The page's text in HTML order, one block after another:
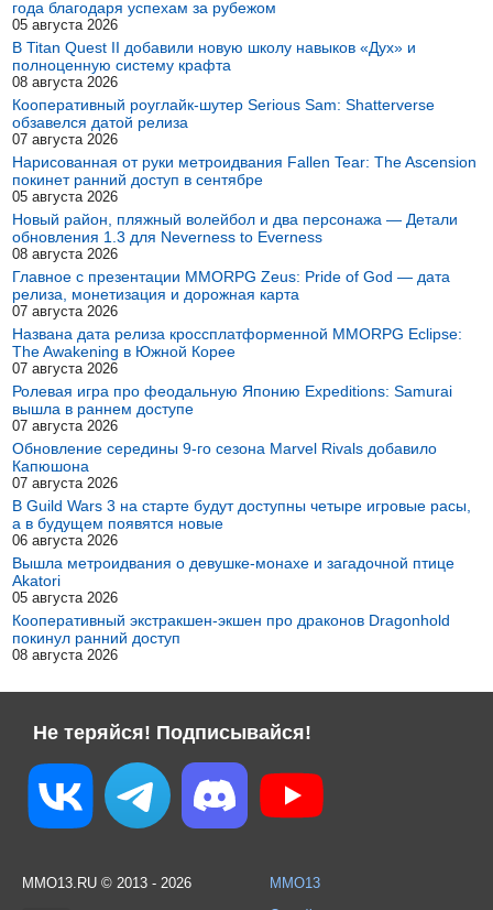
года благодаря успехам за рубежом
05 августа 2026
В Titan Quest II добавили новую школу навыков «Дух» и
полноценную систему крафта
08 августа 2026
Кооперативный роуглайк-шутер Serious Sam: Shatterverse
обзавелся датой релиза
07 августа 2026
Нарисованная от руки метроидвания Fallen Tear: The Ascension
покинет ранний доступ в сентябре
05 августа 2026
Новый район, пляжный волейбол и два персонажа — Детали
обновления 1.3 для Neverness to Everness
08 августа 2026
Главное с презентации MMORPG Zeus: Pride of God — дата
релиза, монетизация и дорожная карта
07 августа 2026
Названа дата релиза кроссплатформенной MMORPG Eclipse:
The Awakening в Южной Корее
07 августа 2026
Ролевая игра про феодальную Японию Expeditions: Samurai
вышла в раннем доступе
07 августа 2026
Обновление середины 9-го сезона Marvel Rivals добавило
Капюшона
07 августа 2026
В Guild Wars 3 на старте будут доступны четыре игровые расы,
а в будущем появятся новые
06 августа 2026
Вышла метроидвания о девушке-монахе и загадочной птице
Akatori
05 августа 2026
Кооперативный экстракшен-экшен про драконов Dragonhold
покинул ранний доступ
08 августа 2026
Не теряйся! Подписывайся!
MMO13.RU © 2013 - 2026
MMO13